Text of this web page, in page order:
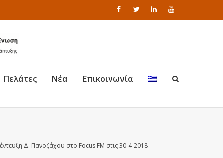
Πελάτες Νέα Επικοινωνία
Δ. Πανοζάχου στο Focus FM στις 30-4-2018